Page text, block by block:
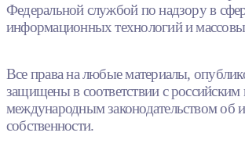
Федеральной службой по надзору в
информационных технологий и
Все права на любые материалы,
защищены в соответствии с российским
международным законодательством об
собственности.